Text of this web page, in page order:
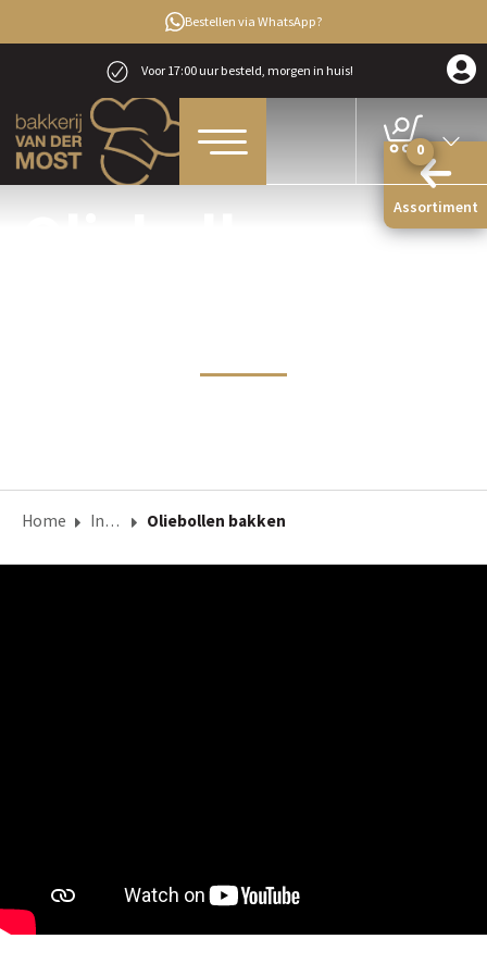
Bestellen via WhatsApp?
Voor 17:00 uur besteld, morgen in huis!
0
Assortiment
Home Inspiratie Oliebollen bakken